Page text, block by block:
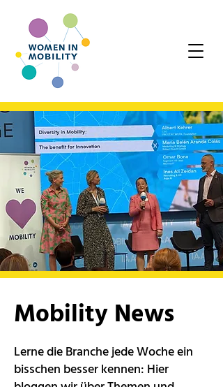
Mobility News
Lerne die Branche jede Woche ein
bisschen besser kennen: Hier